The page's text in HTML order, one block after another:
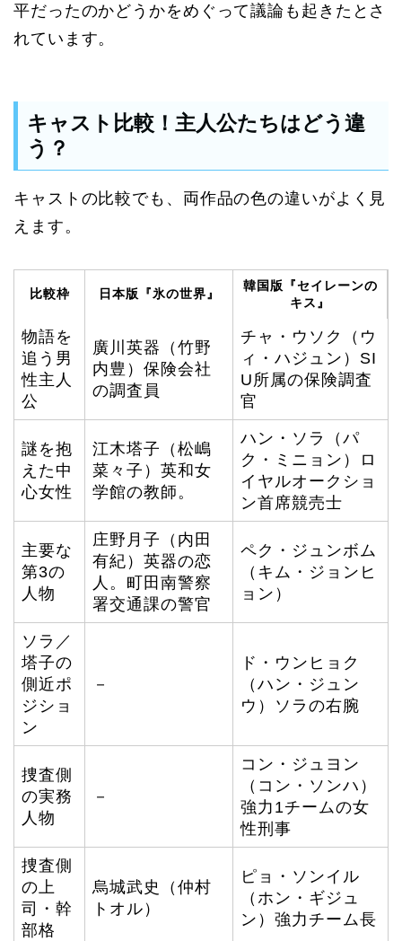
平だったのかどうかをめぐって議論も起きたとさ
れています。
キャスト比較！主人公たちはどう違
う？
キャストの比較でも、両作品の色の違いがよく見
えます。
比較枠 日本版『氷の世界』
韓国版『セイレーンの
キス』
物語を
追う男
性主人
公
廣川英器（竹野
内豊）保険会社
の調査員
チャ・ウソク（ウ
ィ・ハジュン）SI
U所属の保険調査
官
謎を抱
えた中
心女性
江木塔子（松嶋
菜々子）英和女
学館の教師。
ハン・ソラ（パ
ク・ミニョン）ロ
イヤルオークショ
ン首席競売士
主要な
第3の
人物
庄野月子（内田
有紀）英器の恋
人。町田南警察
署交通課の警官
ペク・ジュンボム
（キム・ジョンヒ
ョン）
ソラ／
塔子の
側近ポ
ジショ
ン
－
ド・ウンヒョク
（ハン・ジュン
ウ）ソラの右腕
捜査側
の実務
人物
－
コン・ジュヨン
（コン・ソンハ）
強力1チームの女
性刑事
捜査側
の上
司・幹
部格
烏城武史（仲村
トオル）
ピョ・ソンイル
（ホン・ギジュ
ン）強力チーム長